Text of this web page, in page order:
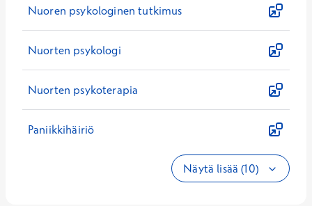
Nuoren psykologinen tutkimus
Nuorten psykologi
Nuorten psykoterapia
Paniikkihäiriö
Näytä lisää (10)